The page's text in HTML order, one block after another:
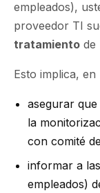
empleados),
proveedor TI
tratamiento de
Esto implica,
asegurar
la
con comité
informar a
empleados)